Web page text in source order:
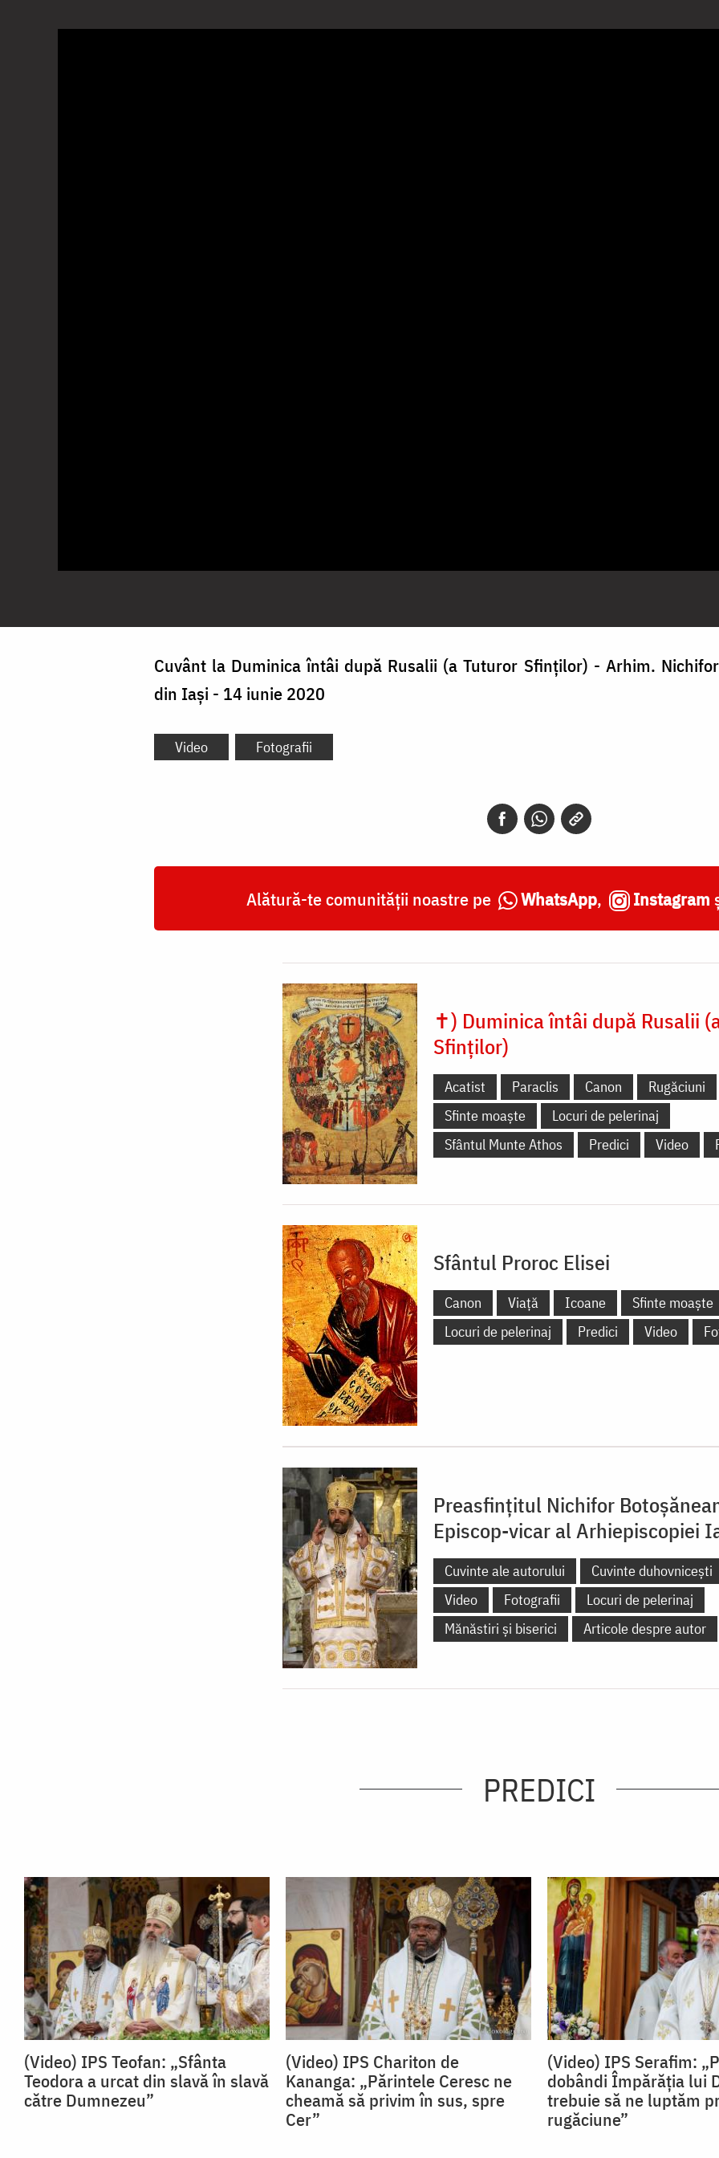
Cuvânt la Duminica întâi după Rusalii (a Tuturor Sfinților) - Arhim.
din Iași - 14 iunie 2020
Video Fotografii
Alătură-te comunității noastre pe WhatsApp, Instagram
✝) Duminica întâi după Rusalii
Sfinților)
Acatist Paraclis Canon Rugăciuni
Sfinte moaște
Locuri de pelerinaj
Sfântul Munte Athos
Predici Video
Sfântul Proroc Elisei
Canon Viață Icoane
Sfinte moaște
Locuri de pelerinaj
Predici Video
Preasfințitul Nichifor
Episcop-vicar al Arhiepiscopiei
Cuvinte ale autorului Cuvinte duhovnicești
Video
Fotografii
Locuri de pelerinaj
Mănăstiri și biserici
Articole despre autor
PREDICI
(Video) IPS Teofan: „Sfânta
Teodora a urcat din slavă în slavă
către Dumnezeu”
(Video) IPS Chariton de
Kananga: „Părintele Ceresc ne
cheamă să privim în sus, spre
Cer”
(Video) IPS Serafim:
dobândi Împărăția lui
trebuie să ne luptăm
rugăciune”